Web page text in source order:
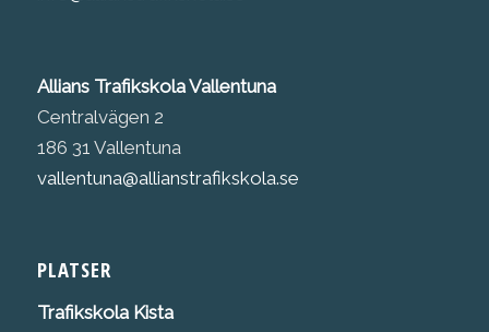
Allians Trafikskola Vallentuna
Centralvägen 2
186 31 Vallentuna
vallentuna@allianstrafikskola.se
PLATSER
Trafikskola Kista